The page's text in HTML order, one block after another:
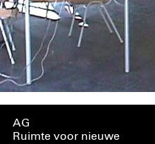
AG
Ruimte voor nieuwe